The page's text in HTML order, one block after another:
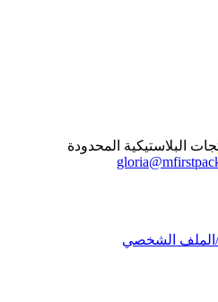
البلاستيكية المحدودة
الملف الشخصي